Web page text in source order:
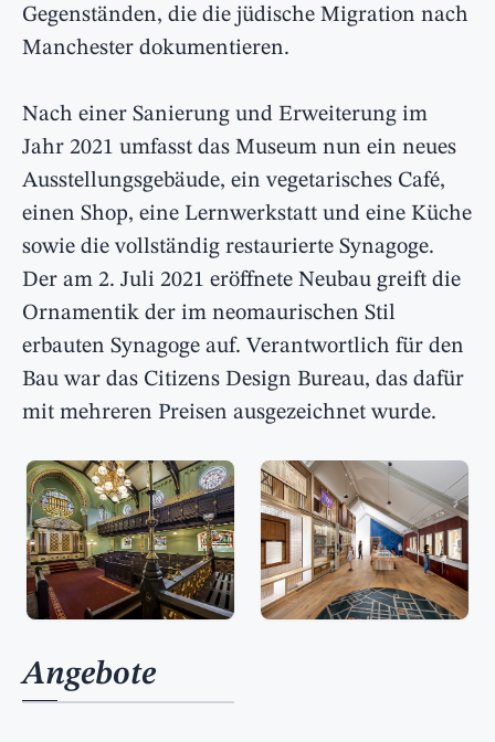
Gegenständen, die die jüdische Migration nach
Manchester dokumentieren.
Nach einer Sanierung und Erweiterung im
Jahr 2021 umfasst das Museum nun ein neues
Ausstellungsgebäude, ein vegetarisches Café,
einen Shop, eine Lernwerkstatt und eine Küche
sowie die vollständig restaurierte Synagoge.
Der am 2. Juli 2021 eröffnete Neubau greift die
Ornamentik der im neomaurischen Stil
erbauten Synagoge auf. Verantwortlich für den
Bau war das Citizens Design Bureau, das dafür
mit mehreren Preisen ausgezeichnet wurde.
Angebote